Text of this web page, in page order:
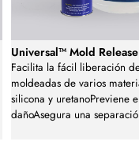
Universal™ Mold Release
Facilita la fácil liberación
moldeadas de varios
silicona y uretanoPreviene
dañoAsegura una